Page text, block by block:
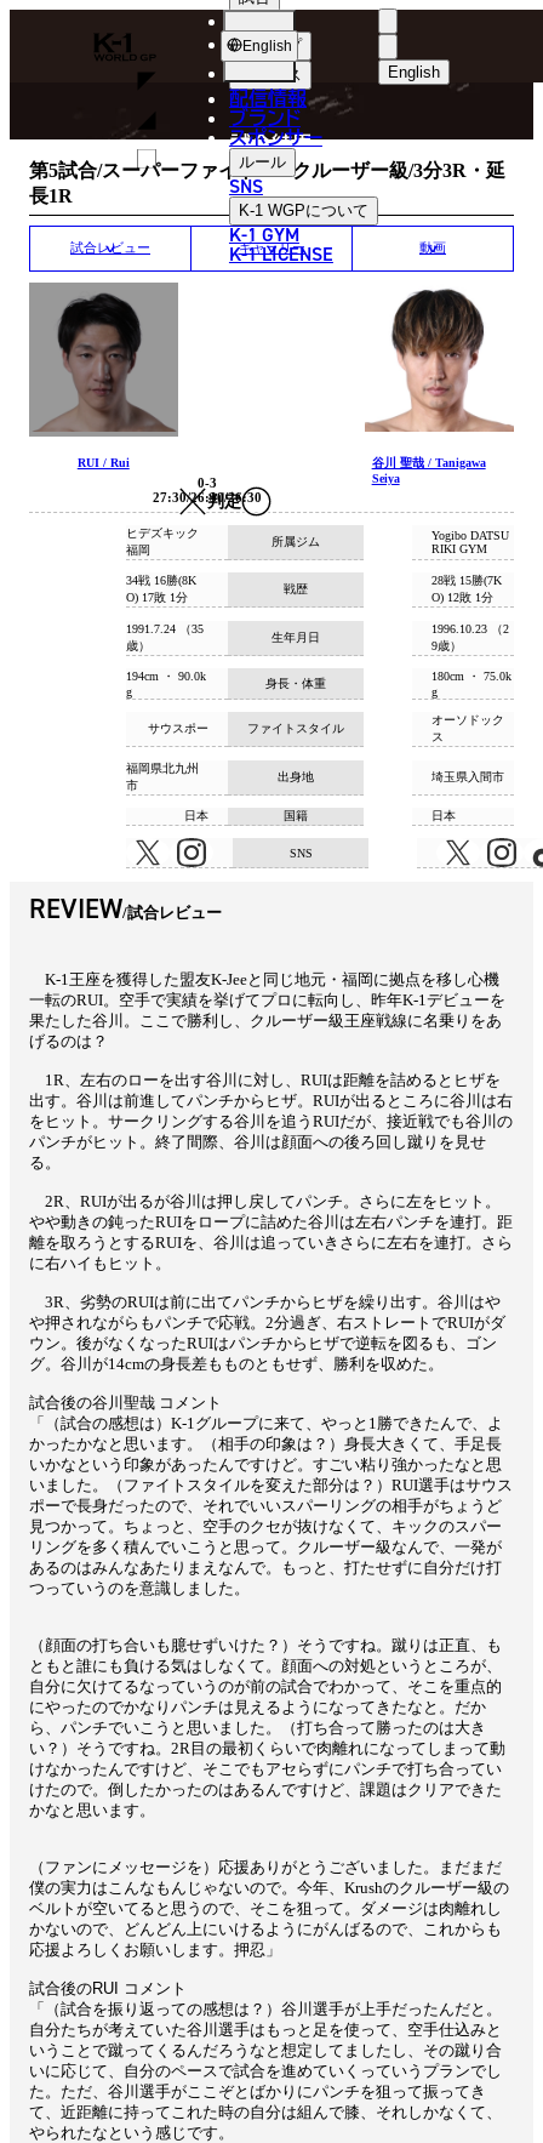
K-
WGP
English
中文（简体）
中文（繁體）
ไทย
ショップ
ニュース
配信情報
ブランド
スポンサー
ルール
SNS
K-1 WGPについて
K-1 GYM
K-1 LICENSE
English
MATCH RESULT
試合結果
第5試合/スーパーファイト/K-1クルーザー級/3分3R・延
長1R
試合レビュー ギャラリー 動画
RUI / Rui
判定
0-3
27:30/26:30/26:30
谷川 聖哉 / Tanigawa
Seiya
所属ジム
ヒデズキック
福岡
Yogibo DATSU
RIKI GYM
戦歴
34戦 16勝(8K
O) 17敗 1分
28戦 15勝(7K
O) 12敗 1分
生年月日
1991.7.24 （35
歳）
1996.10.23 （2
9歳）
身長・体重
194cm ・ 90.0k
g
180cm ・ 75.0k
g
ファイトスタイル
サウスポー
オーソドック
ス
出身地
福岡県北九州
市
埼玉県入間市
国籍
日本 日本
SNS
REVIEW 試合レビュー
K-1王座を獲得した盟友K-Jeeと同じ地元・福岡に拠点を移し心機
一転のRUI。空手で実績を挙げてプロに転向し、昨年K-1デビューを
果たした谷川。ここで勝利し、クルーザー級王座戦線に名乗りをあ
げるのは？
1R、左右のローを出す谷川に対し、RUIは距離を詰めるとヒザを
出す。谷川は前進してパンチからヒザ。RUIが出るところに谷川は右
をヒット。サークリングする谷川を追うRUIだが、接近戦でも谷川の
パンチがヒット。終了間際、谷川は顔面への後ろ回し蹴りを見せ
る。
2R、RUIが出るが谷川は押し戻してパンチ。さらに左をヒット。
やや動きの鈍ったRUIをロープに詰めた谷川は左右パンチを連打。距
離を取ろうとするRUIを、谷川は追っていきさらに左右を連打。さら
に右ハイもヒット。
3R、劣勢のRUIは前に出てパンチからヒザを繰り出す。谷川はや
や押されながらもパンチで応戦。2分過ぎ、右ストレートでRUIがダ
ウン。後がなくなったRUIはパンチからヒザで逆転を図るも、ゴン
グ。谷川が14cmの身長差もものともせず、勝利を収めた。
試合後の谷川聖哉 コメント
「（試合の感想は）K-1グループに来て、やっと1勝できたんで、よ
かったかなと思います。（相手の印象は？）身長大きくて、手足長
いかなという印象があったんですけど。すごい粘り強かったなと思
いました。（ファイトスタイルを変えた部分は？）RUI選手はサウス
ポーで長身だったので、それでいいスパーリングの相手がちょうど
見つかって。ちょっと、空手のクセが抜けなくて、キックのスパー
リングを多く積んでいこうと思って。クルーザー級なんで、一発が
あるのはみんなあたりまえなんで。もっと、打たせずに自分だけ打
つっていうのを意識しました。
（顔面の打ち合いも臆せずいけた？）そうですね。蹴りは正直、も
ともと誰にも負ける気はしなくて。顔面への対処というところが、
自分に欠けてるなっていうのが前の試合でわかって、そこを重点的
にやったのでかなりパンチは見えるようになってきたなと。だか
ら、パンチでいこうと思いました。（打ち合って勝ったのは大き
い？）そうですね。2R目の最初くらいで肉離れになってしまって動
けなかったんですけど、そこでもアセらずにパンチで打ち合ってい
けたので。倒したかったのはあるんですけど、課題はクリアできた
かなと思います。
（ファンにメッセージを）応援ありがとうございました。まだまだ
僕の実力はこんなもんじゃないので。今年、Krushのクルーザー級の
ベルトが空いてると思うので、そこを狙って。ダメージは肉離れし
かないので、どんどん上にいけるようにがんばるので、これからも
応援よろしくお願いします。押忍」
試合後のRUI コメント
「（試合を振り返っての感想は？）谷川選手が上手だったんだと。
自分たちが考えていた谷川選手はもっと足を使って、空手仕込みと
いうことで蹴ってくるんだろうなと想定してましたし、その蹴り合
いに応じて、自分のペースで試合を進めていくっていうプランでし
た。ただ、谷川選手がここぞとばかりにパンチを狙って振ってき
て、近距離に持ってこれた時の自分は組んで膝、それしかなくて、
やられたなという感じです。